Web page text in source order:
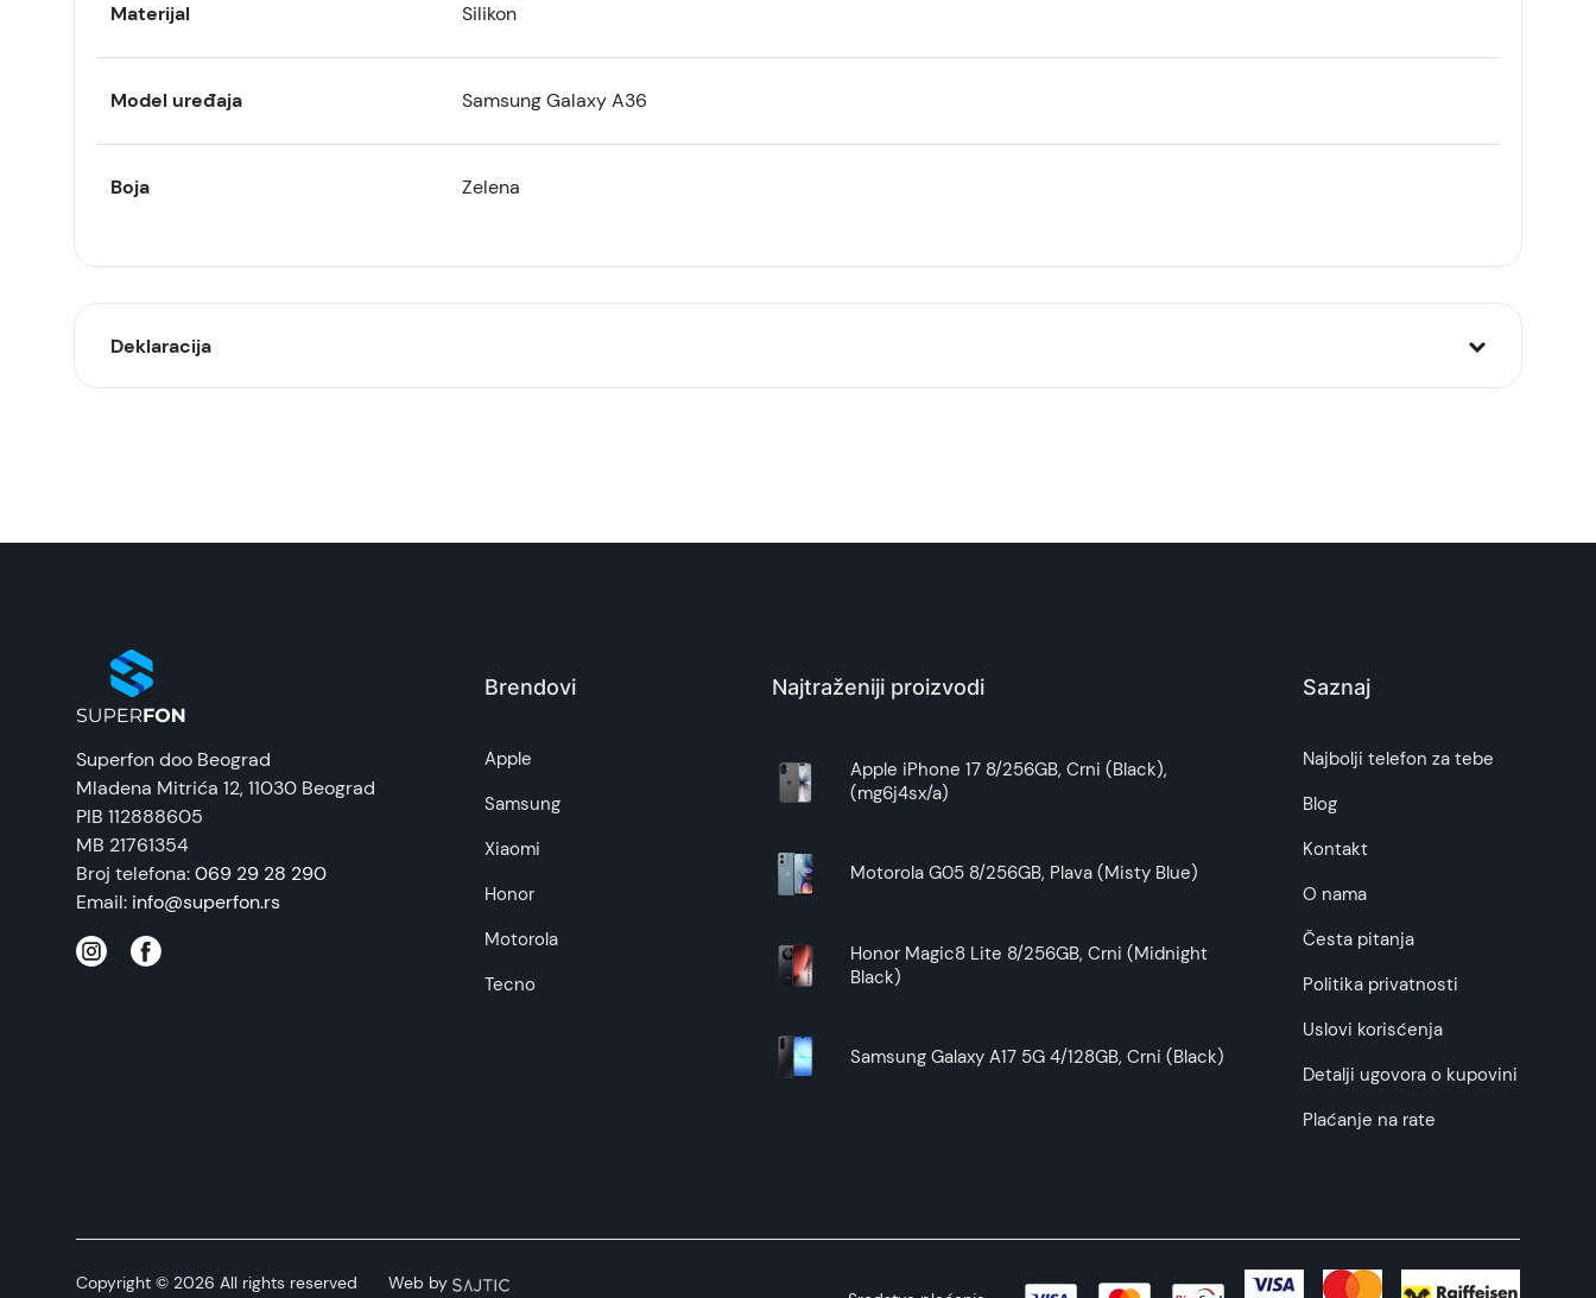
Materijal Silikon
Model uređaja Samsung Galaxy A36
Boja Zelena
Deklaracija
Uvoznik: Tehnomarket
Zemlja porekla:
Prava potrošača:
Napomena:
Superfon doo se trudi da informacije i fotografije artikala budu što tačnije i detaljnije ali ne može da
Superfon doo Beograd
Mladena Mitrića 12, 11030 Beograd
PIB 112888605
MB 21761354
Broj telefona:069 29 28 290
Email: info@superfon.rs
Brendovi
Apple
Samsung
Xiaomi
Honor
Motorola
Tecno
Najtraženiji proizvodi
Apple iPhone 17 8/256GB, Crni (Black),
(mg6j4sx/a)
Motorola G05 8/256GB, Plava (Misty Blue)
Honor Magic8 Lite 8/256GB, Crni (Midnight
Black)
Samsung Galaxy A17 5G 4/128GB, Crni (Black)
Saznaj
Najbolji telefon za tebe
Blog
Kontakt
O nama
Česta pitanja
Politika privatnosti
Uslovi korisćenja
Detalji ugovora o kupovini
Plaćanje na rate
Copyright © 2026 All rights reserved Web by